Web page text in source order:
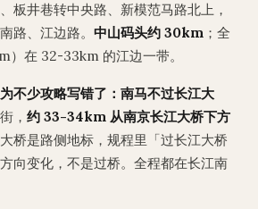
板井巷转中央路、新模范马路北上，
路、江边路。 中山码头约 30km ；全
）在 32-33km 的江边一带。
不少攻略写错了：南马不过长江大
， 约 33-34km 从南京长江大桥下方
桥是路侧地标，规程里「过长江大桥
向变化，不是过桥。全程都在长江南